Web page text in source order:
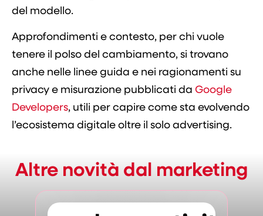
del modello.
Approfondimenti e contesto, per chi vuole
tenere il polso del cambiamento, si trovano
anche nelle linee guida e nei ragionamenti su
privacy e misurazione pubblicati da Google
Developers, utili per capire come sta evolvendo
l’ecosistema digitale oltre il solo advertising.
Altre novità dal marketing